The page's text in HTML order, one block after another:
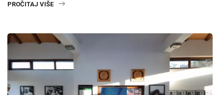
PROČITAJ VIŠE